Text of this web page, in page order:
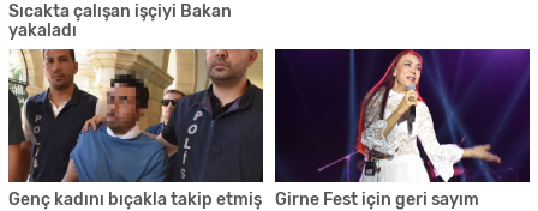
Sıcakta çalışan işçiyi Bakan
yakaladı
Genç kadını bıçakla takip etmiş Girne Fest için geri sayım